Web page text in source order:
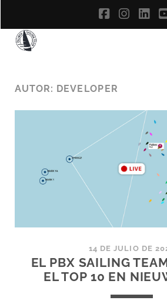
facebook
AUTOR: DEVELOPER
14 DE JULIO DE
EL PBX SAILING
EL TOP 10 EN